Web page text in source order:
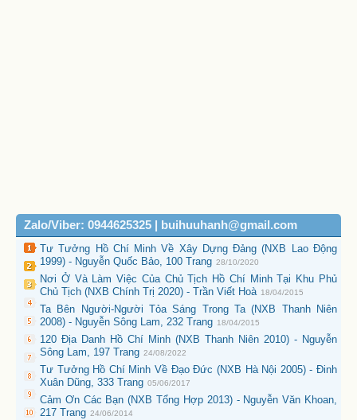
Zalo/Viber: 0944625325 | buihuuhanh@gmail.com
Tư Tưởng Hồ Chí Minh Về Xây Dựng Đảng (NXB Lao Động
1999) - Nguyễn Quốc Bảo, 100 Trang 28/10/2020
Nơi Ở Và Làm Việc Của Chủ Tịch Hồ Chí Minh Tại Khu Phủ
Chủ Tịch (NXB Chính Trị 2020) - Trần Viết Hoà 18/04/2015
Ta Bên Người-Người Tỏa Sáng Trong Ta (NXB Thanh Niên
2008) - Nguyễn Sông Lam, 232 Trang 18/04/2015
120 Địa Danh Hồ Chí Minh (NXB Thanh Niên 2010) - Nguyễn
Sông Lam, 197 Trang 24/08/2022
Tư Tưởng Hồ Chí Minh Về Đạo Đức (NXB Hà Nội 2005) - Đinh
Xuân Dũng, 333 Trang 05/06/2017
Cảm Ơn Các Bạn (NXB Tổng Hợp 2013) - Nguyễn Văn Khoan,
217 Trang 24/06/2014